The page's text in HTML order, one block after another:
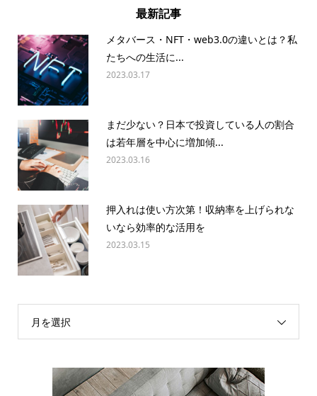
最新記事
メタバース・NFT・web3.0の違いとは？私
たちへの生活に...
2023.03.17
まだ少ない？日本で投資している人の割合
は若年層を中心に増加傾...
2023.03.16
押入れは使い方次第！収納率を上げられな
いなら効率的な活用を
2023.03.15
月を選択